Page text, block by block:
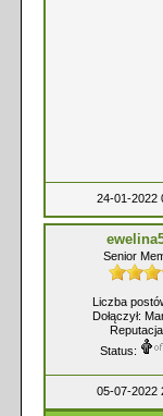
24-01-2022
Senior
Liczba
Dołączył:
Status:
05-07-2022